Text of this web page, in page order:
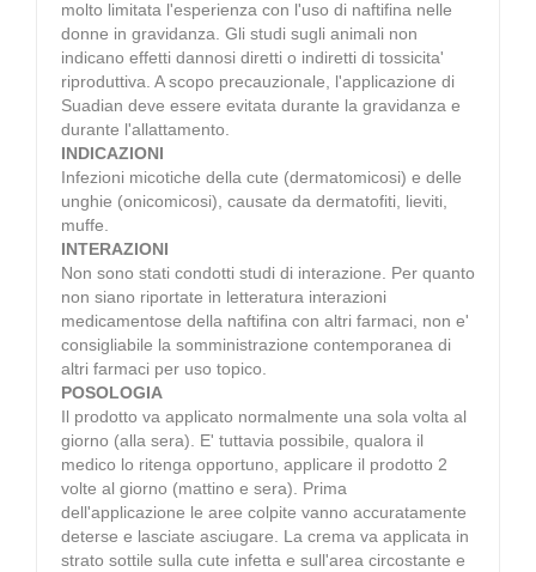
molto limitata l'esperienza con l'uso di naftifina nelle
donne in gravidanza. Gli studi sugli animali non
indicano effetti dannosi diretti o indiretti di tossicita'
riproduttiva. A scopo precauzionale, l'applicazione di
Suadian deve essere evitata durante la gravidanza e
durante l'allattamento.
INDICAZIONI
Infezioni micotiche della cute (dermatomicosi) e delle
unghie (onicomicosi), causate da dermatofiti, lieviti,
muffe.
INTERAZIONI
Non sono stati condotti studi di interazione. Per quanto
non siano riportate in letteratura interazioni
medicamentose della naftifina con altri farmaci, non e'
consigliabile la somministrazione contemporanea di
altri farmaci per uso topico.
POSOLOGIA
Il prodotto va applicato normalmente una sola volta al
giorno (alla sera). E' tuttavia possibile, qualora il
medico lo ritenga opportuno, applicare il prodotto 2
volte al giorno (mattino e sera). Prima
dell'applicazione le aree colpite vanno accuratamente
deterse e lasciate asciugare. La crema va applicata in
strato sottile sulla cute infetta e sull'area circostante e